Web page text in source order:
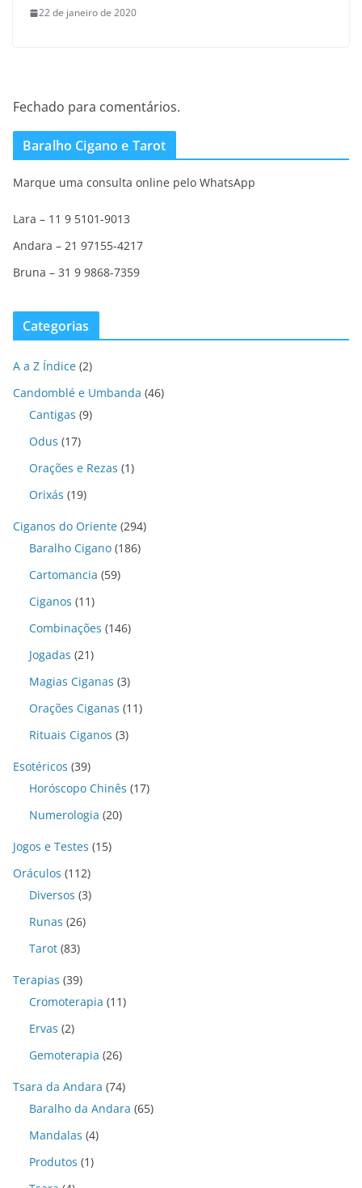
22 de janeiro de 2020
Fechado para comentários.
Baralho Cigano e Tarot
Marque uma consulta online pelo WhatsApp
Lara – 11 9 5101-9013
Andara – 21 97155-4217
Bruna – 31 9 9868-7359
Categorias
A a Z Índice (2)
Candomblé e Umbanda (46)
Cantigas (9)
Odus (17)
Orações e Rezas (1)
Orixás (19)
Ciganos do Oriente (294)
Baralho Cigano (186)
Cartomancia (59)
Ciganos (11)
Combinações (146)
Jogadas (21)
Magias Ciganas (3)
Orações Ciganas (11)
Rituais Ciganos (3)
Esotéricos (39)
Horóscopo Chinês (17)
Numerologia (20)
Jogos e Testes (15)
Oráculos (112)
Diversos (3)
Runas (26)
Tarot (83)
Terapias (39)
Cromoterapia (11)
Ervas (2)
Gemoterapia (26)
Tsara da Andara (74)
Baralho da Andara (65)
Mandalas (4)
Produtos (1)